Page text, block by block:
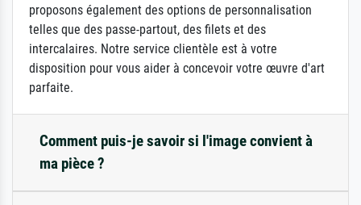
proposons également des options de personnalisation
telles que des passe-partout, des filets et des
intercalaires. Notre service clientèle est à votre
disposition pour vous aider à concevoir votre œuvre d'art
parfaite.
Comment puis-je savoir si l'image convient à
ma pièce ?